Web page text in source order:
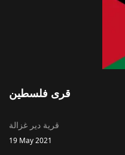
قرى فلسطين
قرية دير غزالة
19 May 2021